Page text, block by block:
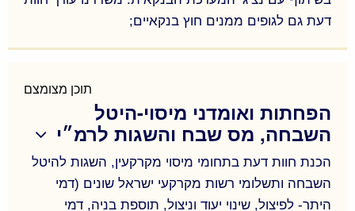
דעת גם לגופים ממנים חוץ בנקאיים;
בשיתוף עם נציגי המערכת הבנקאית. משרדנו עורך חוות
דעת גם לגופים ממנים חוץ בנקאיים;
תוכן מצומצם
הפחתות ואומדני מיסוי-היטל
השבחה, מס שבח והשגות לרמ״י
הכנת חוות דעת בתחומי מיסוי מקרקעין, השגות להיטל
השבחה ותשלומי רשות מקרקעי ישראל שונים (דמי
היתר- לפיצול, שינוי יעוד וניצול, תוספת בניה, דמי